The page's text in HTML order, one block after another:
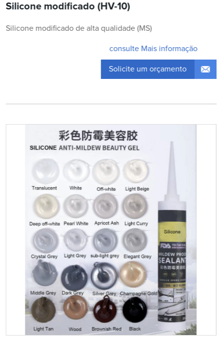
Silicone modificado (HV-10)
Silicone modificado de alta qualidade (MS)
consulte Mais informação
Solicite um orçamento